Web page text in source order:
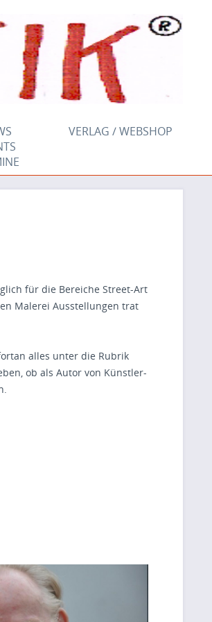
VERLAG / WEBSHOP
für die Bereiche Street-Art
Malerei Ausstellungen trat
alles unter die Rubrik
ob als Autor von Künstler-